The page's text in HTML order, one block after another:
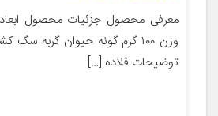
وزن ۱۰۰ گرم گونه حیوان گربه
توضیحات قلاده […]